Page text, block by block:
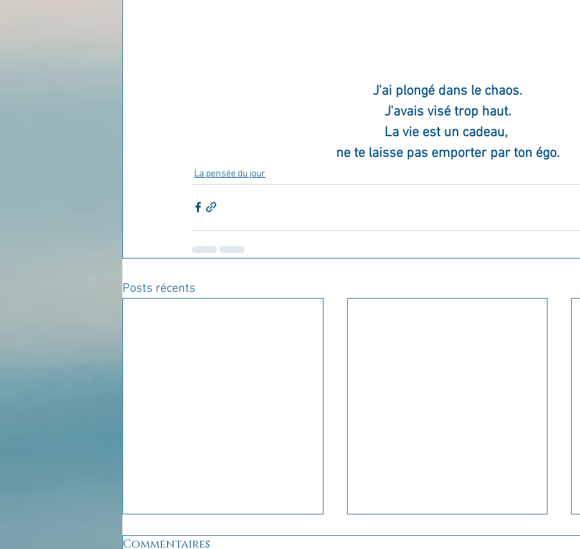
J'ai plongé dans le chaos.
J'avais visé trop haut.
La vie est un cadeau,
ne te laisse pas emporter par ton égo.
La pensée du jour
Posts récents
Commentaires